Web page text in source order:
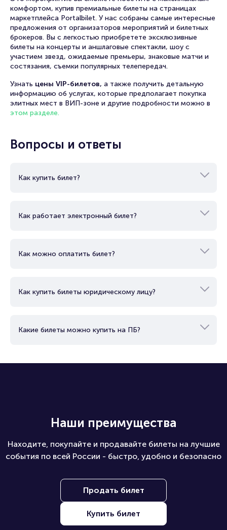
комфортом, купив премиальные билеты на страницах
маркетплейса Portalbilet. У нас собраны самые интересные
предложения от организаторов мероприятий и билетных
брокеров. Вы с легкостью приобретете эксклюзивные
билеты на концерты и аншлаговые спектакли, шоу с
участием звезд, ожидаемые премьеры, знаковые матчи и
состязания, съемки популярных телепередач.
Узнать цены VIP-билетов, а также получить детальную
информацию об услугах, которые предполагает покупка
элитных мест в ВИП-зоне и другие подробности можно в
этом разделе.
Вопросы и ответы
Как купить билет?
Как работает электронный билет?
Как можно оплатить билет?
Как купить билеты юридическому лицу?
Какие билеты можно купить на ПБ?
Наши преимущества
Находите, покупайте и продавайте билеты на лучшие
события по всей России - быстро, удобно и безопасно
Продать билет
Купить билет